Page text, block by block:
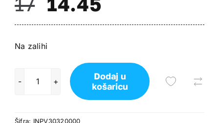
Na zalihi
IRRITEC
Dodaj u
košaricu
Šifra: INPV30320000